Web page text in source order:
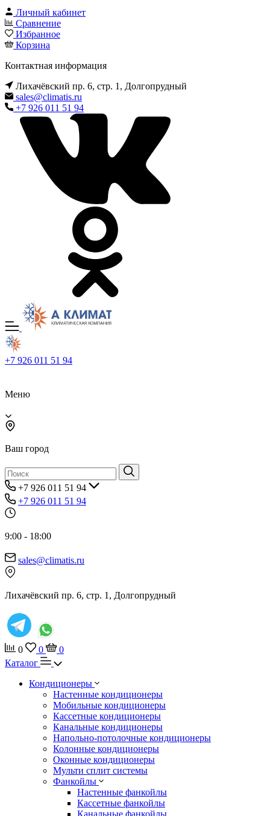
Личный кабинет
Сравнение
Избранное
Корзина
Контактная информация
Лихачёвский пр. 6, стр. 1, Долгопрудный
sales@climatis.ru
+7 926 011 51 94
+7 926 011 51 94
Меню
Ваш город
+7 926 011 51 94
+7 926 011 51 94
9:00 - 18:00
sales@climatis.ru
Лихачёвский пр. 6, стр. 1, Долгопрудный
0 0
0
Каталог
Кондиционеры
Настенные кондиционеры
Мобильные кондиционеры
Кассетные кондиционеры
Канальные кондиционеры
Напольно-потолочные кондиционеры
Колонные кондиционеры
Оконные кондиционеры
Мульти сплит системы
Фанкойлы
Настенные фанкойлы
Кассетные фанкойлы
Канальные фанкойлы